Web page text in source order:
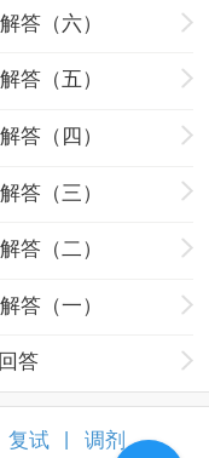
答（六）
答（五）
答（四）
答（三）
答（二）
答（一）
答
复试 调剂